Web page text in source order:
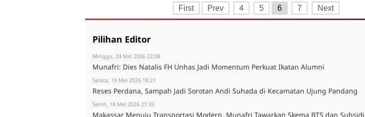
First Prev 4 5 6 7 Next
Pilihan Editor
Minggu, 24 Mei 2026 22:08
Munafri: Dies Natalis FH Unhas Jadi Momentum Perkuat Ikatan Alumni
Selasa, 19 Mei 2026 18:21
Reses Perdana, Sampah Jadi Sorotan Andi Suhada di Kecamatan Ujung Pandang
Senin, 18 Mei 2026 21:33
Makassar Menuju Transportasi Modern, Munafri Tawarkan Skema BTS dan Subsidi